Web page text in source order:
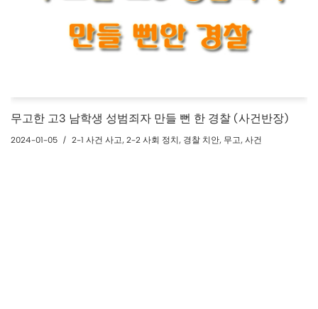
무고한 고3 남학생 성범죄자 만들 뻔 한 경찰 (사건반장)
2024-01-05 2-1 사건 사고, 2-2 사회 정치, 경찰 치안, 무고, 사건